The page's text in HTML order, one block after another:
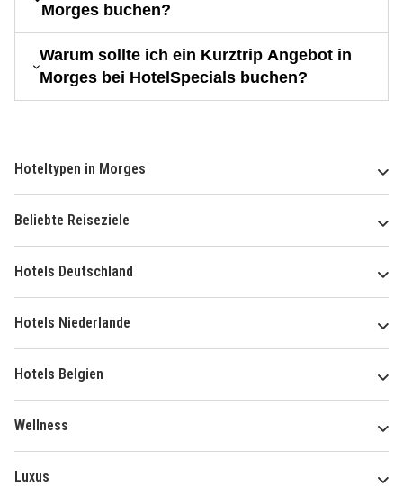
Morges buchen?
Warum sollte ich ein Kurztrip Angebot in
Morges bei HotelSpecials buchen?
Hoteltypen in Morges
Beliebte Reiseziele
Hotels Deutschland
Hotels Niederlande
Hotels Belgien
Wellness
Luxus